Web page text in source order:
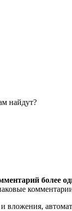
найдут?
более
вложения,